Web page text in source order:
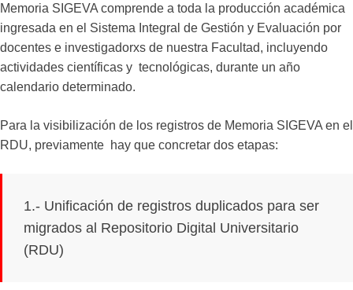
Memoria SIGEVA comprende a toda la producción académica
ingresada en el Sistema Integral de Gestión y Evaluación por
docentes e investigadorxs de nuestra Facultad, incluyendo
actividades científicas y tecnológicas, durante un año
calendario determinado.
Para la visibilización de los registros de Memoria SIGEVA en el
RDU, previamente hay que concretar dos etapas:
1.- Unificación de registros duplicados para ser
migrados al Repositorio Digital Universitario
(RDU)